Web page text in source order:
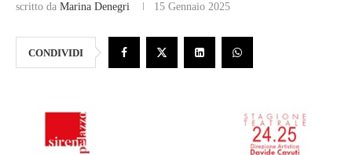
scritto da Marina Denegri 15 Gennaio 2025
CONDIVIDI